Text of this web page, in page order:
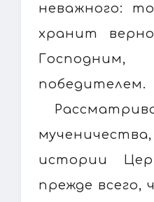
неважного:
хранит
Господним,
победителем.
истории
прежде всего,